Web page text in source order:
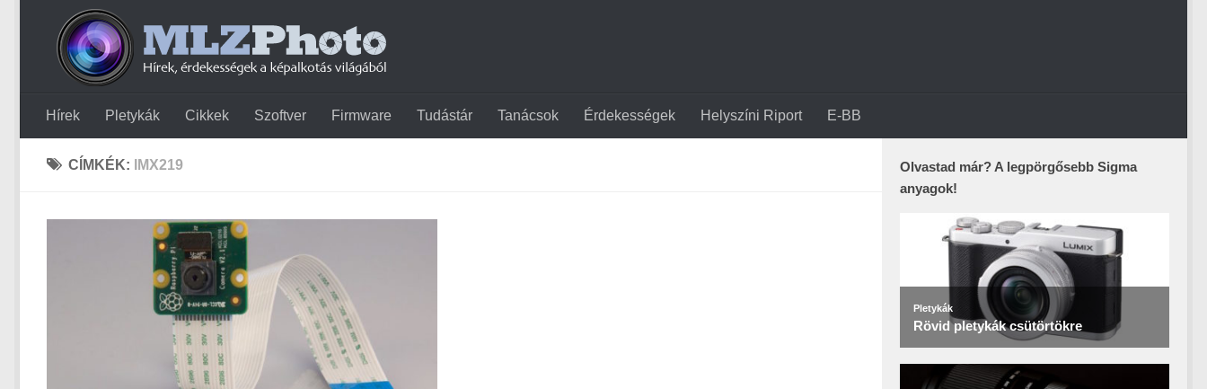
Hírek Pletykák Cikkek Szoftver Firmware Tudástár Tanácsok Érdekességek Helyszíni Riport E-BB
CÍMKÉK: IMX219
Olvastad már? A legpörgősebb Sigma
anyagok!